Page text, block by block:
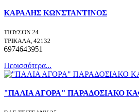
ΚΑΡΑΛΗΣ ΚΩΝΣΤΑΝΤΙΝΟΣ
ΤΙΟΥΣΟΝ 24
ΤΡΙΚΑΛΑ, 42132
6974643951
Περισσότερα...
"ΠΑΛΙΑ ΑΓΟΡΑ" ΠΑΡΑΔΟΣΙΑΚΟ